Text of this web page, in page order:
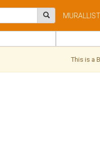
MURAL
This is a